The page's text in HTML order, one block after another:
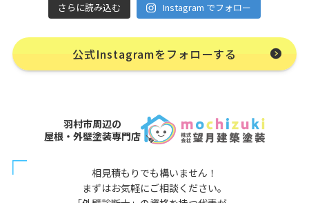
さらに読み込む Instagram でフォロー
公式Instagramをフォローする
羽村市周辺の
屋根・外壁塗装専門店
相見積もりでも構いません！
まずはお気軽にご相談ください。